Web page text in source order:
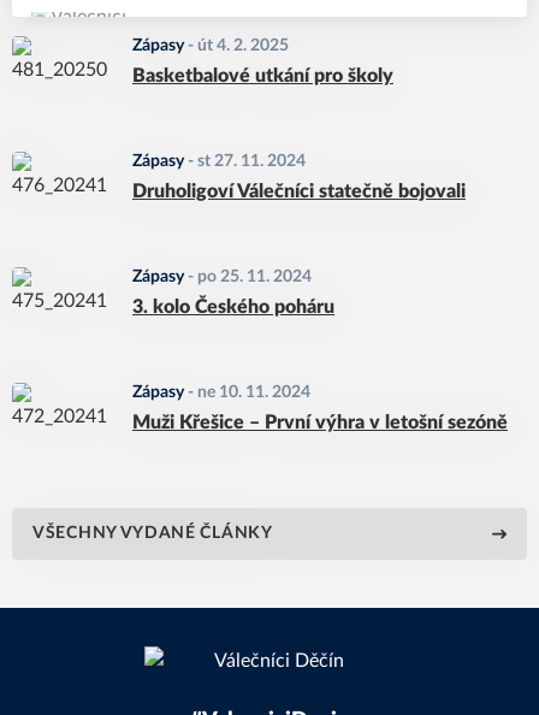
Zápasy- út 4. 2. 2025
Basketbalové utkání pro školy
Zápasy- st 27. 11. 2024
Druholigoví Válečníci statečně bojovali
Zápasy- po 25. 11. 2024
3. kolo Českého poháru
Zápasy- ne 10. 11. 2024
Muži Křešice – První výhra v letošní sezóně
VŠECHNY VYDANÉ ČLÁNKY